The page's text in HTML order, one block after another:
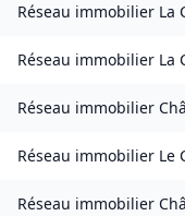
Réseau immobilier La
Réseau immobilier La
Réseau immobilier
Réseau immobilier Le
Réseau immobilier